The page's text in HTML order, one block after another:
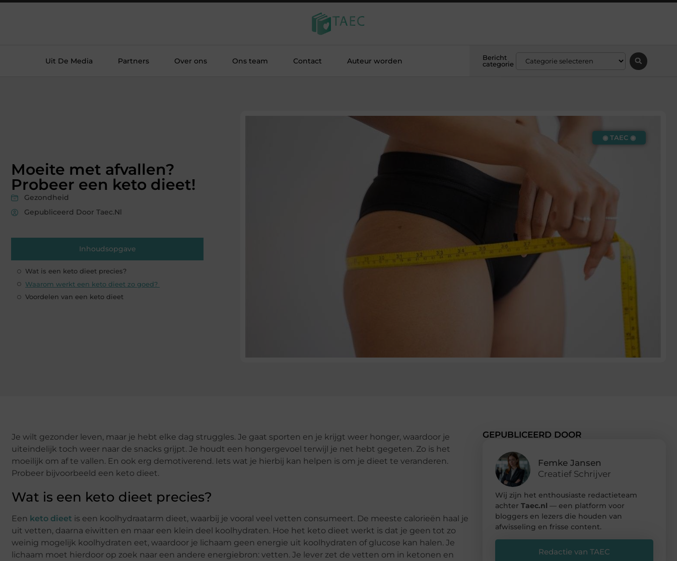
Uit De Media Partners Over ons Ons team Contact Auteur worden
Bericht
categorie
Moeite met afvallen?
Probeer een keto dieet!
Gezondheid
Gepubliceerd Door Taec.nl
Inhoudsopgave
Wat is een keto dieet precies?
Waarom werkt een keto dieet zo goed?
Voordelen van een keto dieet
◉ TAEC ◉
Je wilt gezonder leven, maar je hebt elke dag struggles. Je gaat sporten en je krijgt weer honger, waardoor je
uiteindelijk toch weer naar de snacks grijpt. Je houdt een hongergevoel terwijl je net hebt gegeten. Zo is het
moeilijk om af te vallen. En ook erg demotiverend. Iets wat je hierbij kan helpen is om je dieet te veranderen.
Probeer bijvoorbeeld een keto dieet.
Wat is een keto dieet precies?
Een keto dieet is een koolhydraatarm dieet, waarbij je vooral veel vetten consumeert. De meeste calorieën haal je
uit vetten, daarna eiwitten en maar een klein deel koolhydraten. Hoe het keto dieet werkt is dat je geen tot zo
weinig mogelijk koolhydraten eet, waardoor je lichaam geen energie uit koolhydraten of glucose kan halen. Je
lichaam moet hierdoor op zoek naar een andere energiebron: vetten. Je lever zet de vetten om in ketonen en
GEPUBLICEERD DOOR
Femke Jansen
Creatief Schrijver
Wij zijn het enthousiaste redactieteam
achter Taec.nl — een platform voor
bloggers en lezers die houden van
afwisseling en frisse content.
Redactie van TAEC